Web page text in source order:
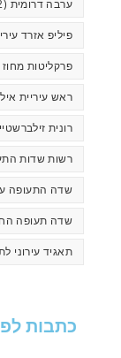
ערבה דרומית (32)
פיליפ אזרד
פרקליטות מחוז
ראש עיריית
רונית
רשות שדות
שדה התעופה
שדה תעופה
תאגיד עירוני
כתבות